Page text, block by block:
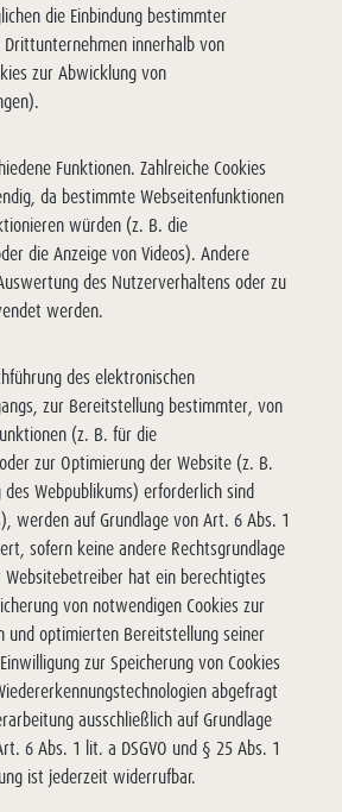
die Einbindung bestimmter
Drittunternehmen innerhalb von
zur Abwicklung von
Funktionen. Zahlreiche Cookies
da bestimmte Webseitenfunktionen
würden (z. B. die
die Anzeige von Videos). Andere
des Nutzerverhaltens oder zu
werden.
des elektronischen
zur Bereitstellung bestimmter, von
(z. B. für die
zur Optimierung der Website (z. B.
des Webpublikums) erforderlich sind
werden auf Grundlage von Art. 6 Abs. 1
sofern keine andere Rechtsgrundlage
hat ein berechtigtes
von notwendigen Cookies zur
und optimierten Bereitstellung seiner
zur Speicherung von Cookies
abgefragt
ausschließlich auf Grundlage
6 Abs. 1 lit. a DSGVO und § 25 Abs. 1
ist jederzeit widerrufbar.